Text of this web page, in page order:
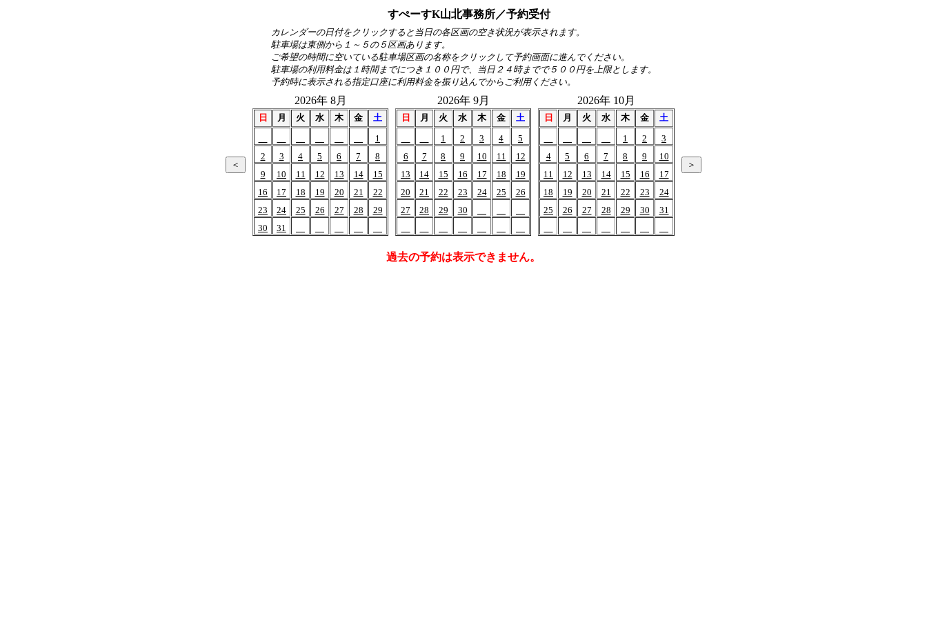
すぺーすK山北事務所／予約受付
カレンダーの日付をクリックすると当日の各区画の空き状況が表示されます。
駐車場は東側から１～５の５区画あります。
ご希望の時間に空いている駐車場区画の名称をクリックして予約画面に進んでください。
駐車場の利用料金は１時間までにつき１００円で、当日２４時までで５００円を上限とします。
予約時に表示される指定口座に利用料金を振り込んでからご利用ください。
2026年 8月
日 月 火 水 木 金
土
1
2
3 4 5 6 7
8
9
10 11 12 13 14
15
16
17 18 19 20 21
22
23
24 25 26 27 28
29
30
31
2026年 9月
日 月 火 水 木 金
土
1
2 3 4
5
6
7 8 9 10 11
12
13
14 15 16 17 18
19
20
21 22 23 24 25
26
27
28 29 30
2026年 10月
日 月 火 水 木 金
土
1
2
3
4
5 6 7 8 9
10
11
12 13 14 15 16
17
18
19 20 21 22 23
24
25
26 27 28 29 30 31
過去の予約は表示できません。